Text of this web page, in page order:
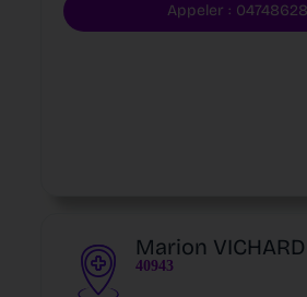
Appeler :
Marion VICHARD
40943